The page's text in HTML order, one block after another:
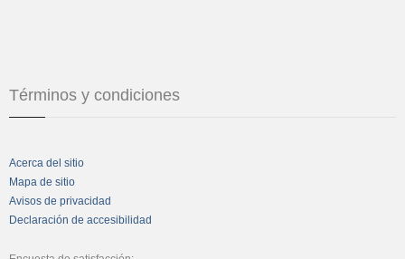
Términos y condiciones
Acerca del sitio
Mapa de sitio
Avisos de privacidad
Declaración de accesibilidad